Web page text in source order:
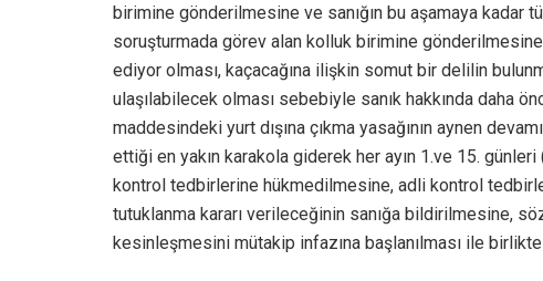
birimine gönderilmesine ve sanığın bu aşamaya kadar
soruşturmada görev alan kolluk birimine gönderilmesine
ediyor olması, kaçacağına ilişkin somut bir delilin
ulaşılabilecek olması sebebiyle sanık hakkında daha
maddesindeki yurt dışına çıkma yasağının aynen
ettiği en yakın karakola giderek her ayın 1.ve 15.
kontrol tedbirlerine hükmedilmesine, adli kontrol
tutuklanma kararı verileceğinin sanığa bildirilmesine,
kesinleşmesini mütakip infazına başlanılması ile birlikte